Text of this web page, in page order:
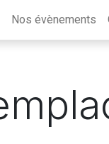
Nos évènements